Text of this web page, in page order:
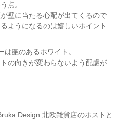
点。
壁に当たる心配が出てくるので
ようになるのは嬉しいポイント
艶のあるホワイト。
の向きが変わらないよう配慮が
Design 北欧雑貨店のポストと